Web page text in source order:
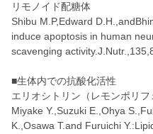
リモノイド配糖体
Shibu M.P,Edward
induce apoptosis in human
scavenging
■生体内での抗酸化活性
エリオシトリン（レモンポリフ
Miyake Y.,Suzuki E.,Ohya
K.,Osawa T.and Furuichi